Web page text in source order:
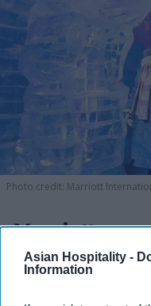
Asian Hospitality -
Information
Photo credit: Marriott
Marriott
attraction